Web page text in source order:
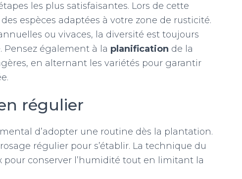
les plus satisfaisantes. Lors de cette
espèces adaptées à votre zone de rusticité.
ou vivaces, la diversité est toujours
également à la planification de la
en alternant les variétés pour garantir
régulier
d’adopter une routine dès la plantation.
régulier pour s’établir. La technique du
pour conserver l’humidité tout en limitant la